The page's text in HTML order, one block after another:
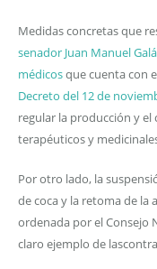
Medidas concretas que
senador Juan Manuel
médicosque cuenta con
Decreto del 12 de
regular la producción y
terapéuticos y
Por otro lado, la
de coca y la retoma de la
ordenada por el Consejo
claro ejemplo de